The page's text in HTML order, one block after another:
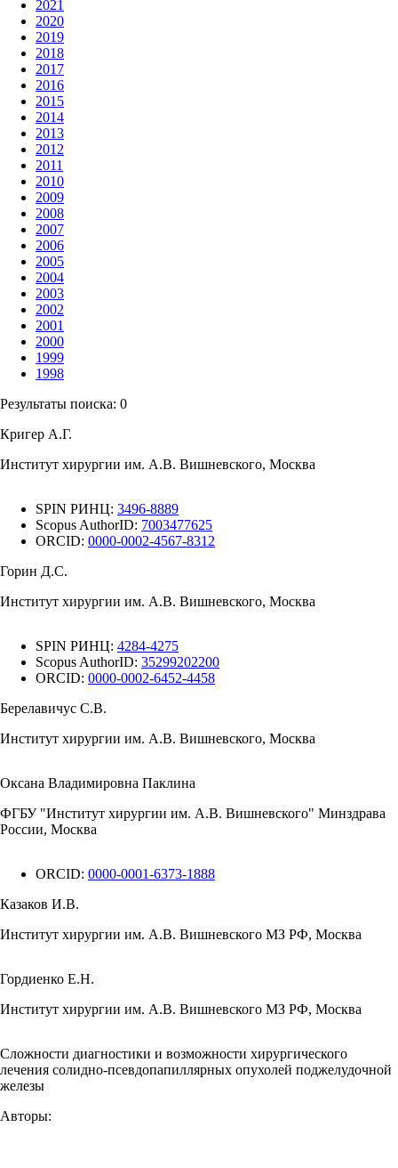
2021
2020
2019
2018
2017
2016
2015
2014
2013
2012
2011
2010
2009
2008
2007
2006
2005
2004
2003
2002
2001
2000
1999
1998
Результаты поиска: 0
Кригер А.Г.
Институт хирургии им. А.В. Вишневского, Москва
SPIN РИНЦ: 3496-8889
Scopus AuthorID: 7003477625
ORCID: 0000-0002-4567-8312
Горин Д.С.
Институт хирургии им. А.В. Вишневского, Москва
SPIN РИНЦ: 4284-4275
Scopus AuthorID: 35299202200
ORCID: 0000-0002-6452-4458
Берелавичус С.В.
Институт хирургии им. А.В. Вишневского, Москва
Оксана Владимировна Паклина
ФГБУ "Институт хирургии им. А.В. Вишневского" Минздрава
России, Москва
ORCID: 0000-0001-6373-1888
Казаков И.В.
Институт хирургии им. А.В. Вишневcкого МЗ РФ, Москва
Гордиенко Е.Н.
Институт хирургии им. А.В. Вишневcкого МЗ РФ, Москва
Сложности диагностики и возможности хирургического
лечения солидно-псевдопапиллярных опухолей поджелудочной
железы
Авторы: